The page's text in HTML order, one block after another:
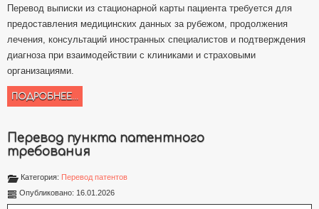
Перевод выписки из стационарной карты пациента требуется для
предоставления медицинских данных за рубежом, продолжения
лечения, консультаций иностранных специалистов и подтверждения
диагноза при взаимодействии с клиниками и страховыми
организациями.
ПОДРОБНЕЕ...
Перевод пункта патентного
требования
Категория: Перевод патентов
Опубликовано: 16.01.2026